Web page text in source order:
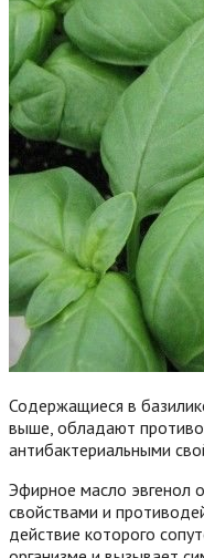
Содержащиеся в
выше, обладают
антибактериальными
Эфирное масло эвгенол
свойствами и
действие которого